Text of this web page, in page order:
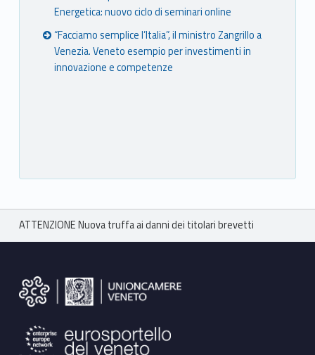
Energetica: nuovo ciclo di seminari online
“Facciamo semplice l’Italia”, il ministro Zangrillo a
Venezia. Veneto esempio per investimenti in
innovazione e competenze
Breadcrumbs navigation
ATTENZIONE Nuova truffa ai danni dei titolari brevetti